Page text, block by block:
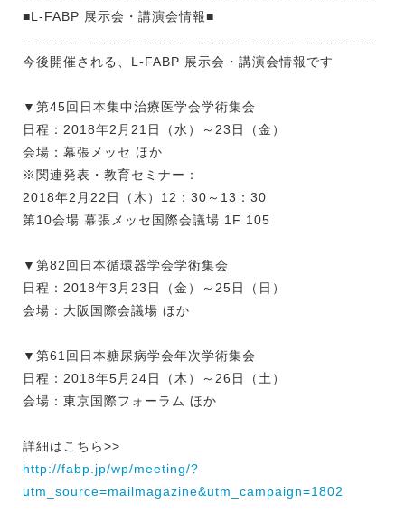
■L-FABP 展示会・講演会情報■
今後開催される、L-FABP 展示会・講演会情報です
▼第45回日本集中治療医学会学術集会
日程：2018年2月21日（水）～23日（金）
会場：幕張メッセ ほか
※関連発表・教育セミナー：
2018年2月22日（木）12：30～13：30
第10会場 幕張メッセ国際会議場 1F 105
▼第82回日本循環器学会学術集会
日程：2018年3月23日（金）～25日（日）
会場：大阪国際会議場 ほか
▼第61回日本糖尿病学会年次学術集会
日程：2018年5月24日（木）～26日（土）
会場：東京国際フォーラム ほか
詳細はこちら>>
http://fabp.jp/wp/meeting/?
utm_source=mailmagazine&utm_campaign=1802